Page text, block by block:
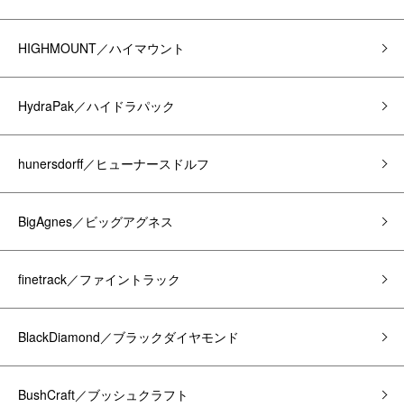
HIGHMOUNT／ハイマウント
HydraPak／ハイドラパック
hunersdorff／ヒューナースドルフ
BigAgnes／ビッグアグネス
finetrack／ファイントラック
BlackDiamond／ブラックダイヤモンド
BushCraft／ブッシュクラフト